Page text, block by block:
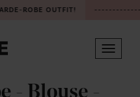
ROBE OUTFIT!
Toggle